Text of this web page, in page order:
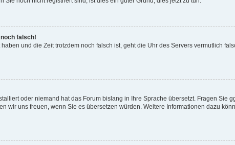
falsch!
und die Zeit trotzdem noch falsch ist, geht die Uhr des Servers vermutlich
oder niemand hat das Forum bislang in Ihre Sprache übersetzt. Fragen Sie
wir uns freuen, wenn Sie es übersetzen würden. Weitere Informationen dazu